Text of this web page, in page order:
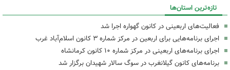
تازه‌ترین استان‌ها
فعالیت‌های اربعینی در کانون گهواره اجرا شد
اجرای برنامه‌هایی برای اربعین در مرکز شماره ۳ کانون اسلام‌آباد غرب
اجرای برنامه‌های اربعینی در مرکز شماره ۱۰ کانون کرمانشاه
برنامه‌های کانون گیلانغرب در سوگ سالار شهیدان برگزار شد